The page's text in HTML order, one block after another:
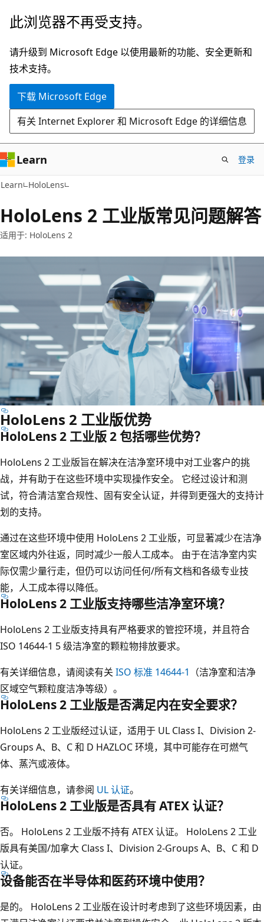
跳
主
要
内
此浏览器不再受支持。
请升级到 Microsoft Edge 以使用最新的功能、安全更新和
技术支持。
下载 Microsoft Edge
有关 Internet Explorer 和 Microsoft Edge 的详细信息
Learn 登录
Learn HoloLens
HoloLens 2 工业版常见问题解答
适用于: HoloLens 2
HoloLens 2 工业版优势
HoloLens 2 工业版 2 包括哪些优势？
HoloLens 2 工业版旨在解决在洁净室环境中对工业客户的挑
战，并有助于在这些环境中实现操作安全。 它经过设计和测
试，符合清洁室合规性、固有安全认证，并得到更强大的支持计
划的支持。
通过在这些环境中使用 HoloLens 2 工业版，可显著减少在洁净
室区域内外往返，同时减少一般人工成本。 由于在洁净室内实
际仅需少量行走，但仍可以访问任何/所有文档和各级专业技
能，人工成本得以降低。
HoloLens 2 工业版支持哪些洁净室环境？
HoloLens 2 工业版支持具有严格要求的管控环境，并且符合
ISO 14644-1 5 级洁净室的颗粒物排放要求。
有关详细信息，请阅读有关 ISO 标准 14644-1
（洁净室和洁净
区域空气颗粒度洁净等级）。
HoloLens 2 工业版是否满足内在安全要求？
HoloLens 2 工业版经过认证，适用于 UL Class I、Division 2-
Groups A、B、C 和 D HAZLOC 环境，其中可能存在可燃气
体、蒸汽或液体。
有关详细信息，请参阅 UL 认证。
HoloLens 2 工业版是否具有 ATEX 认证？
否。 HoloLens 2 工业版不持有 ATEX 认证。 HoloLens 2 工业
版具有美国/加拿大 Class I、Division 2-Groups A、B、C 和 D
认证。
设备能否在半导体和医药环境中使用？
是的。 HoloLens 2 工业版在设计时考虑到了这些环境因素，由